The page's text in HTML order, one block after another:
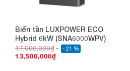
Biến tần LUXPOWER ECO
Hybrid 6kW (SNA6000WPV)
17,000,000₫ - 21 %
13,500,000₫